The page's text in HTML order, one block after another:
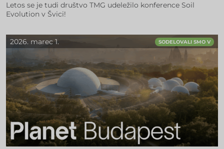
Letos se je tudi društvo TMG udeležilo konference Soil
Evolution v Švici!
2026. marec 1. SODELOVALI SMO V